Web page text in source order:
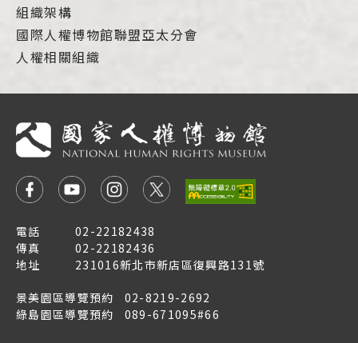
組織架構
國際人權博物館聯盟亞太分會
人權相關組織
電話
02-22182438
傳真
02-22182436
地址
231016新北市新店區復興路131號
景美園區導覽預約
02-8219-2692
綠島園區導覽預約
089-671095#66